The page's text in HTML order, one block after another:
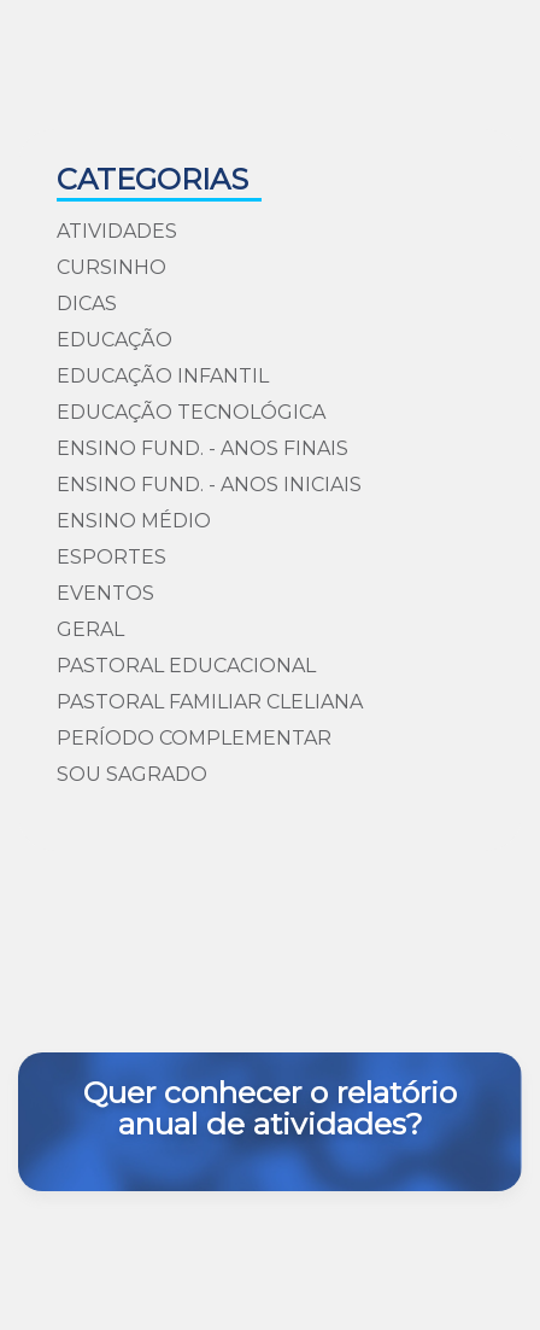
CATEGORIAS
ATIVIDADES
CURSINHO
DICAS
EDUCAÇÃO
EDUCAÇÃO INFANTIL
EDUCAÇÃO TECNOLÓGICA
ENSINO FUND. - ANOS FINAIS
ENSINO FUND. - ANOS INICIAIS
ENSINO MÉDIO
ESPORTES
EVENTOS
GERAL
PASTORAL EDUCACIONAL
PASTORAL FAMILIAR CLELIANA
PERÍODO COMPLEMENTAR
SOU SAGRADO
Quer conhecer o relatório
anual de atividades?